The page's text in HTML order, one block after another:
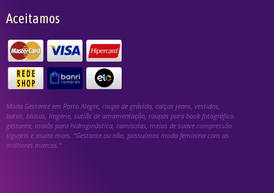
Aceitamos
Moda Gestante em Porto Alegre, roupa de grávida, calças jeans, vestidos,
batas, blusas, lingerie, sutiãs de amamentação, roupas para book fotográfico
gestante, maiôs para hidroginástica, camisolas, meias de suave compressão
sigvaris e muito mais. “Gestante ou não, possuímos moda feminina com as
melhores marcas.”